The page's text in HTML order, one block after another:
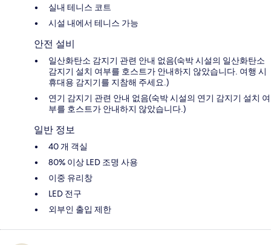
실내 테니스 코트
시설 내에서 테니스 가능
안전 설비
일산화탄소 감지기 관련 안내 없음(숙박 시설의 일산화탄소
감지기 설치 여부를 호스트가 안내하지 않았습니다. 여행 시
휴대용 감지기를 지참해 주세요.)
연기 감지기 관련 안내 없음(숙박 시설의 연기 감지기 설치 여
부를 호스트가 안내하지 않았습니다.)
일반 정보
40 개 객실
80% 이상 LED 조명 사용
이중 유리창
LED 전구
외부인 출입 제한